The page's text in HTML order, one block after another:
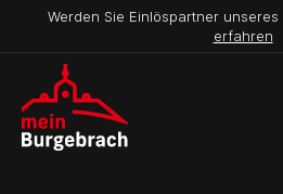
Werden Sie Einlöspartner
erfahren